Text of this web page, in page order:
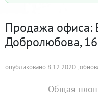
Продажа офиса:
Добролюбова, 16
опубликовано 8.12.2020 ,
Общая